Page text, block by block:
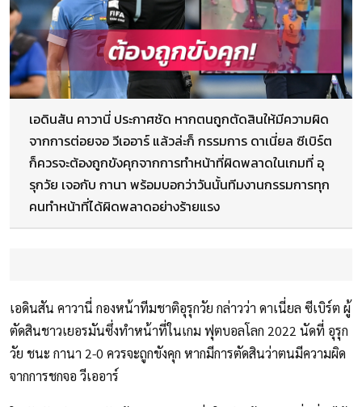
เอดินสัน คาวานี่ ประกาศชัด หากตนถูกตัดสินให้มีความผิด
จากการต่อยจอ วีเออาร์ แล้วล่ะก็ กรรมการ ดาเนี่ยล ซีเบิร์ต
ก็ควรจะต้องถูกขังคุกจากการทำหน้าที่ผิดพลาดในเกมที่ อุ
รุกวัย เจอกับ กานา พร้อมบอกว่าวันนั้นทีมงานกรรมการทุก
คนทำหน้าที่ได้ผิดพลาดอย่างร้ายแรง
เอดินสัน คาวานี่ กองหน้าทีมชาติอุรุกวัย กล่าวว่า ดาเนี่ยล ซีเบิร์ต ผู้
ตัดสินชาวเยอรมันซึ่งทำหน้าที่ในเกม ฟุตบอลโลก 2022 นัดที่ อุรุก
วัย ชนะ กานา 2-0 ควรจะถูกขังคุก หากมีการตัดสินว่าตนมีความผิด
จากการชกจอ วีเออาร์